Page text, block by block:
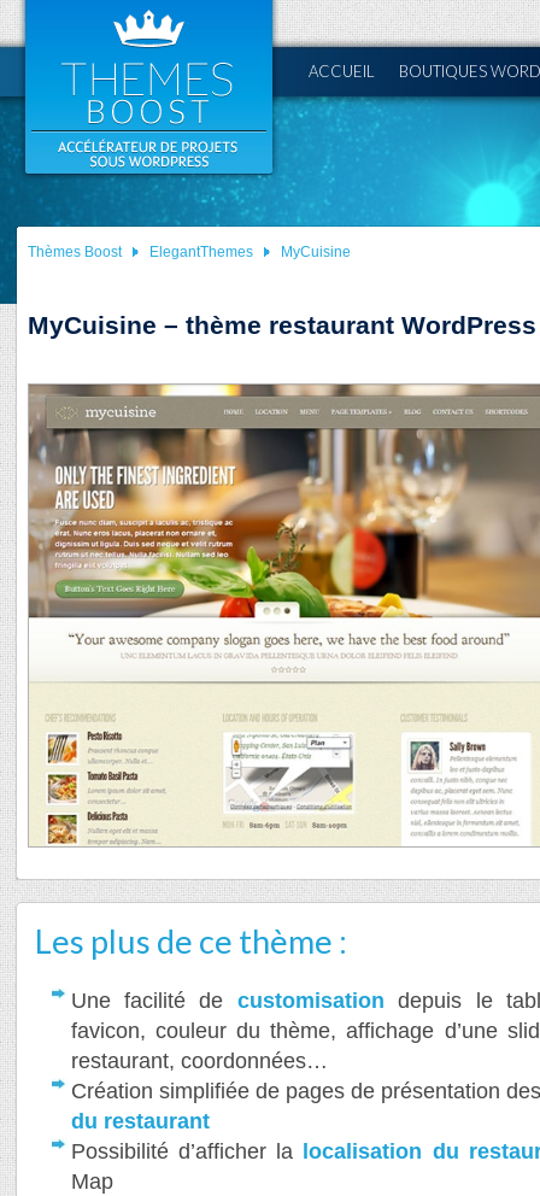
ACCUEIL BOUTIQUES
Thèmes Boost ElegantThemes MyCuisine
MyCuisine – thème restaurant WordPress
Les plus de ce thème :
Une facilité de customisation depuis le
favicon, couleur du thème, affichage d’une
restaurant, coordonnées…
Création simplifiée de pages de présentation
du restaurant
Possibilité d’afficher la localisation du
Map